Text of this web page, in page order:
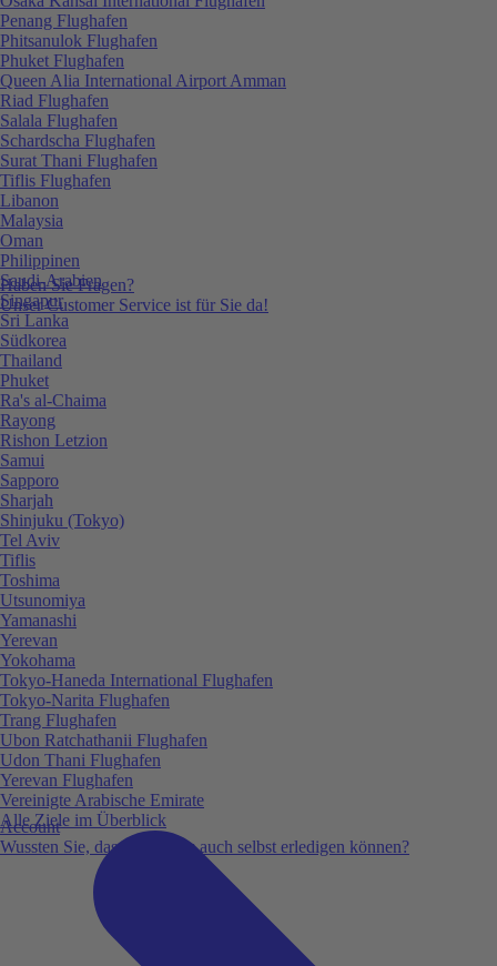
Haben Sie Fragen?
Unser Customer Service ist für Sie da!
Account
Wussten Sie, dass Sie vieles auch selbst erledigen können?
Penang Flughafen
Phitsanulok Flughafen
Phuket Flughafen
Queen Alia International Airport Amman
Riad Flughafen
Salala Flughafen
Schardscha Flughafen
Surat Thani Flughafen
Tiflis Flughafen
Libanon
Malaysia
Oman
Philippinen
Saudi-Arabien
Singapur
Sri Lanka
Südkorea
Thailand
Phuket
Ra's al-Chaima
Rayong
Rishon Letzion
Samui
Sapporo
Sharjah
Shinjuku (Tokyo)
Tel Aviv
Tiflis
Toshima
Utsunomiya
Yamanashi
Yerevan
Yokohama
Tokyo-Haneda International Flughafen
Tokyo-Narita Flughafen
Trang Flughafen
Ubon Ratchathanii Flughafen
Udon Thani Flughafen
Yerevan Flughafen
Vereinigte Arabische Emirate
Alle Ziele im Überblick